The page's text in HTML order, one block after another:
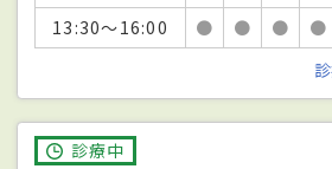
13:30～16:00
● ● ● ●
診療中